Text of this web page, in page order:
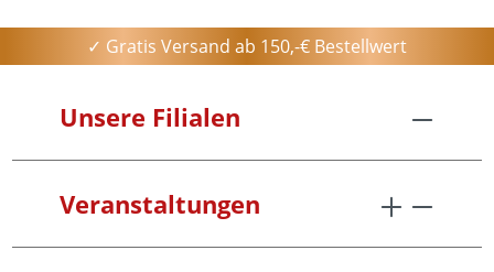
✓ Gratis Versand ab 150,-€ Bestellwert
Unsere Filialen
Veranstaltungen